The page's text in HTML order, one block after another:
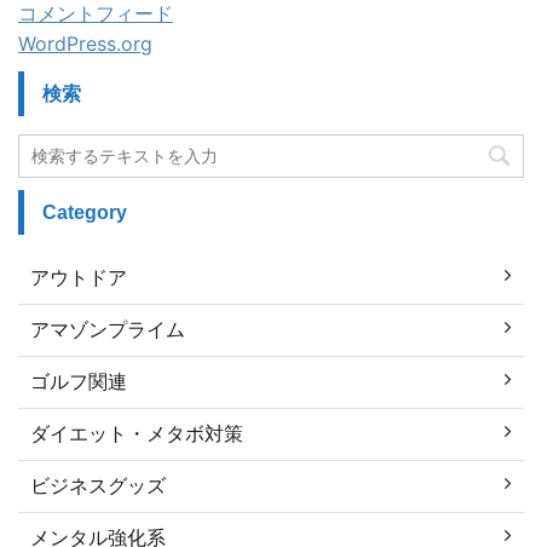
コメントフィード
WordPress.org
検索
Category
アウトドア
アマゾンプライム
ゴルフ関連
ダイエット・メタボ対策
ビジネスグッズ
メンタル強化系